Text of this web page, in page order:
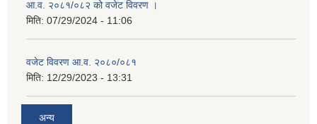
आ.व. २०८१/०८२ को वजेट विवरण ।
मिति: 07/29/2024 - 11:06
वजेट विवरण आ.व. २०८०/०८१
मिति: 12/29/2023 - 13:31
अन्य